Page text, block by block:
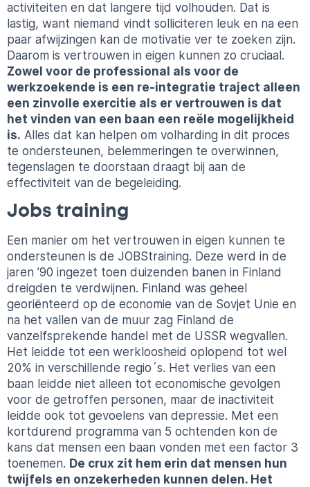
activiteiten en dat langere tijd volhouden. Dat is
lastig, want niemand vindt solliciteren leuk en na een
paar afwijzingen kan de motivatie ver te zoeken zijn.
Daarom is vertrouwen in eigen kunnen zo cruciaal.
Zowel voor de professional als voor de
werkzoekende is een re-integratie traject alleen
een zinvolle exercitie als er vertrouwen is dat
het vinden van een baan een reële mogelijkheid
is. Alles dat kan helpen om volharding in dit proces
te ondersteunen, belemmeringen te overwinnen,
tegenslagen te doorstaan draagt bij aan de
effectiviteit van de begeleiding.
Jobs training
Een manier om het vertrouwen in eigen kunnen te
ondersteunen is de JOBStraining. Deze werd in de
jaren ’90 ingezet toen duizenden banen in Finland
dreigden te verdwijnen. Finland was geheel
georiënteerd op de economie van de Sovjet Unie en
na het vallen van de muur zag Finland de
vanzelfsprekende handel met de USSR wegvallen.
Het leidde tot een werkloosheid oplopend tot wel
20% in verschillende regio´s. Het verlies van een
baan leidde niet alleen tot economische gevolgen
voor de getroffen personen, maar de inactiviteit
leidde ook tot gevoelens van depressie. Met een
kortdurend programma van 5 ochtenden kon de
kans dat mensen een baan vonden met een factor 3
toenemen. De crux zit hem erin dat mensen hun
twijfels en onzekerheden kunnen delen. Het